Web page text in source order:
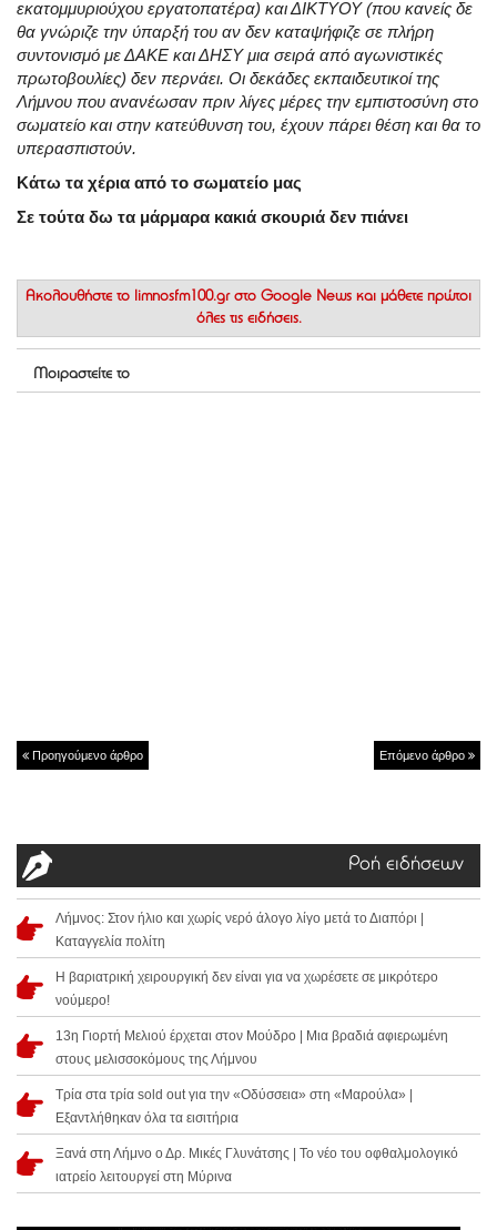
εκατομμυριούχου εργατοπατέρα) και ΔΙΚΤΥΟΥ (που κανείς δε
θα γνώριζε την ύπαρξή του αν δεν καταψήφιζε σε πλήρη
συντονισμό με ΔΑΚΕ και ΔΗΣΥ μια σειρά από αγωνιστικές
πρωτοβουλίες) δεν περνάει. Οι δεκάδες εκπαιδευτικοί της
Λήμνου που ανανέωσαν πριν λίγες μέρες την εμπιστοσύνη στο
σωματείο και στην κατεύθυνση του, έχουν πάρει θέση και θα το
υπερασπιστούν.
Κάτω τα χέρια από το σωματείο μας
Σε τούτα δω τα μάρμαρα κακιά σκουριά δεν πιάνει
Ακολουθήστε το limnosfm100.gr στο Google News και μάθετε πρώτοι
όλες τις ειδήσεις.
Μοιραστείτε το
Προηγούμενο άρθρο Επόμενο άρθρο
Ροή ειδήσεων
Λήμνος: Στον ήλιο και χωρίς νερό άλογο λίγο μετά το Διαπόρι |
Καταγγελία πολίτη
Η βαριατρική χειρουργική δεν είναι για να χωρέσετε σε μικρότερο
νούμερο!
13η Γιορτή Μελιού έρχεται στον Μούδρο | Μια βραδιά αφιερωμένη
στους μελισσοκόμους της Λήμνου
Τρία στα τρία sold out για την «Οδύσσεια» στη «Μαρούλα» |
Εξαντλήθηκαν όλα τα εισιτήρια
Ξανά στη Λήμνο ο Δρ. Μικές Γλυνάτσης | Το νέο του οφθαλμολογικό
ιατρείο λειτουργεί στη Μύρινα